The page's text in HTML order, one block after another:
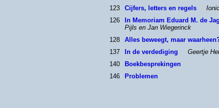
123
Cijfers, letters en regels
126
In Memoriam Eduard M. de
Pijls en Jan Wiegerinck
128
Alles beweegt, maar
137
In de verdediging
Geertje
140
Boekbesprekingen
146
Problemen